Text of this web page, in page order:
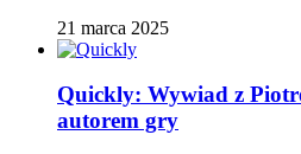
21 marca 2025
Quickly: Wywiad z
autorem gry